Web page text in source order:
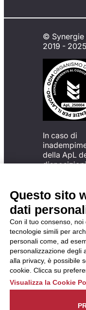
© Synergie
2019 - 2025
In caso di
della ApL
disposizioni
possibile
reclamo
una delle
descritte al
indirizzo
https://
Questo sito
dati
Con il tuo consenso,
tecnologie simili per
personali come, ad
personalizzazione degli
alla privacy, è possibile
cookie. Clicca su
Visualizza la Cookie